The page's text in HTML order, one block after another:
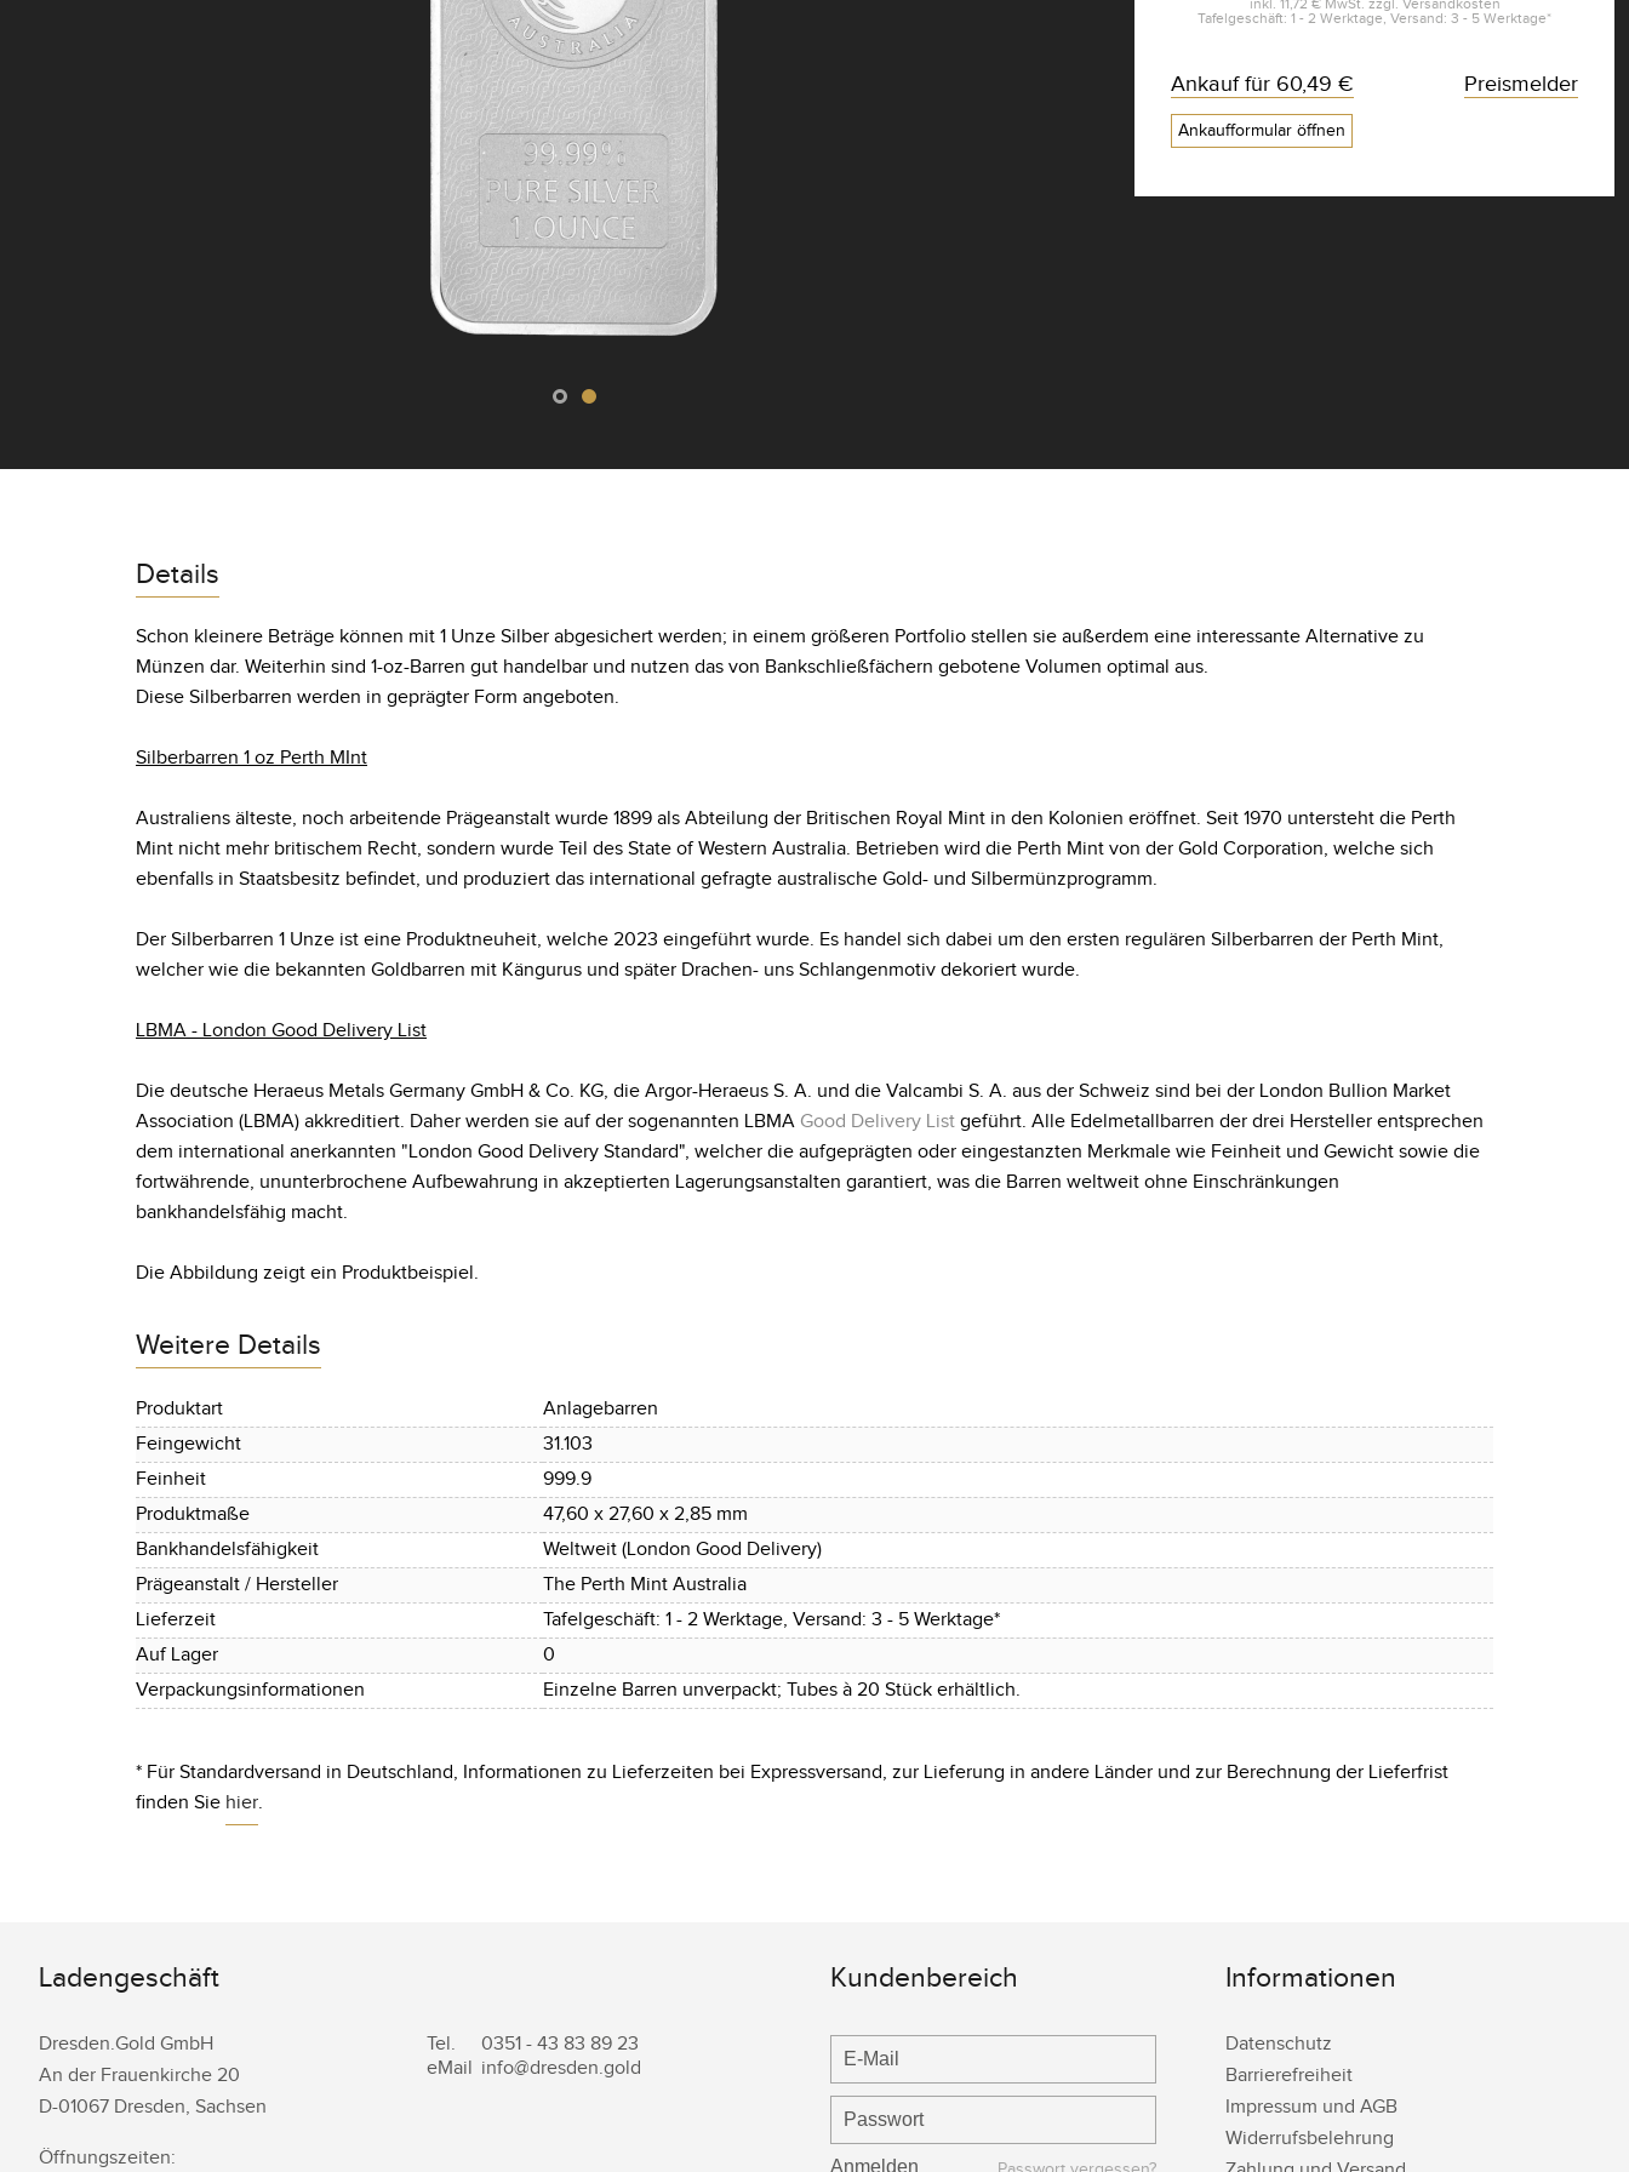
inkl. 11,72 €MwSt. zzgl. Versandkosten
Tafelgeschäft: 1 - 2 Werktage, Versand: 3 - 5 Werktage*
Ankauf für 60,49 €
Ankaufformular öffnen
Preismelder
Details
Schon kleinere Beträge können mit 1 Unze Silber abgesichert werden; in einem größeren Portfolio stellen sie außerdem eine interessante Alternative zu
Münzen dar. Weiterhin sind 1-oz-Barren gut handelbar und nutzen das von Bankschließfächern gebotene Volumen optimal aus.
Diese Silberbarren werden in geprägter Form angeboten.
Silberbarren 1 oz Perth MInt
Australiens älteste, noch arbeitende Prägeanstalt wurde 1899 als Abteilung der Britischen Royal Mint in den Kolonien eröffnet. Seit 1970 untersteht die Perth
Mint nicht mehr britischem Recht, sondern wurde Teil des State of Western Australia. Betrieben wird die Perth Mint von der Gold Corporation, welche sich
ebenfalls in Staatsbesitz befindet, und produziert das international gefragte australische Gold- und Silbermünzprogramm.
Der Silberbarren 1 Unze ist eine Produktneuheit, welche 2023 eingeführt wurde. Es handel sich dabei um den ersten regulären Silberbarren der Perth Mint,
welcher wie die bekannten Goldbarren mit Kängurus und später Drachen- uns Schlangenmotiv dekoriert wurde.
LBMA - London Good Delivery List
Die deutsche Heraeus Metals Germany GmbH & Co. KG, die Argor-Heraeus S. A. und die Valcambi S. A. aus der Schweiz sind bei der London Bullion Market
Association (LBMA) akkreditiert. Daher werden sie auf der sogenannten LBMA Good Delivery List geführt. Alle Edelmetallbarren der drei Hersteller entsprechen
dem international anerkannten "London Good Delivery Standard", welcher die aufgeprägten oder eingestanzten Merkmale wie Feinheit und Gewicht sowie die
fortwährende, ununterbrochene Aufbewahrung in akzeptierten Lagerungsanstalten garantiert, was die Barren weltweit ohne Einschränkungen
bankhandelsfähig macht.
Die Abbildung zeigt ein Produktbeispiel.
Weitere Details
Produktart
Anlagebarren
Feingewicht
31.103
Feinheit
999.9
Produktmaße
47,60 x 27,60 x 2,85 mm
Bankhandelsfähigkeit
Weltweit (London Good Delivery)
Prägeanstalt / Hersteller
The Perth Mint Australia
Lieferzeit
Tafelgeschäft: 1 - 2 Werktage, Versand: 3 - 5 Werktage*
Auf Lager
0
Verpackungsinformationen
Einzelne Barren unverpackt; Tubes à 20 Stück erhältlich.
* Für Standardversand in Deutschland, Informationen zu Lieferzeiten bei Expressversand, zur Lieferung in andere Länder und zur Berechnung der Lieferfrist
finden Sie hier.
Ladengeschäft
Dresden.Gold GmbH
An der Frauenkirche 20
D-01067 Dresden, Sachsen
Öffnungszeiten:
Tel. 0351 - 43 83 89 23
eMail info@dresden.gold
Kundenbereich Informationen
Datenschutz
Barrierefreiheit
Impressum und AGB
Widerrufsbelehrung